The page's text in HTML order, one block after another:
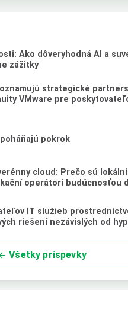
Ako dôveryhodná AI a
zážitky
strategické
VMware pre
pokrok
cloud: Prečo sú
operátori budúcnosťou
IT služieb
riešení nezávislých od
Všetky príspevky